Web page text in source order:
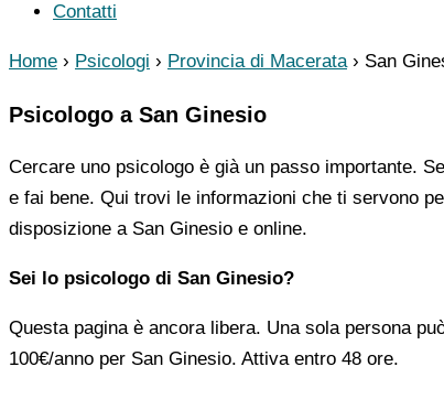
Contatti
Home › Psicologi › Provincia di Macerata › San
Psicologo a San Ginesio
Cercare uno psicologo è già un passo importante.
e fai bene. Qui trovi le informazioni che ti servono
disposizione a San Ginesio e online.
Sei lo psicologo di San Ginesio?
Questa pagina è ancora libera. Una sola persona
100€/anno per San Ginesio. Attiva entro 48 ore.